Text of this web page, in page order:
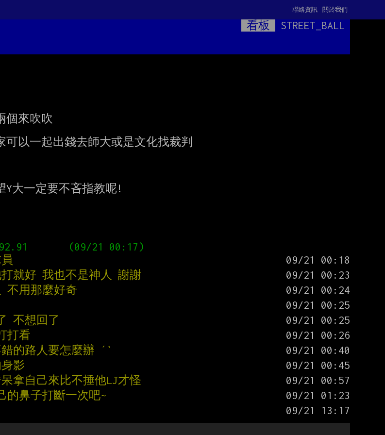
關於我們
聯絡資訊
看板
STREET_BALL
來吹吹
以一起出錢去師大或是文化找裁判
大一定要不吝指教呢!
就好 我也不是神人 謝謝
不用那麼好奇
不想回了
打看
的路人要怎麼辦 ˊˋ
影
拿自己來比不捶他LJ才怪
的鼻子打斷一次吧~